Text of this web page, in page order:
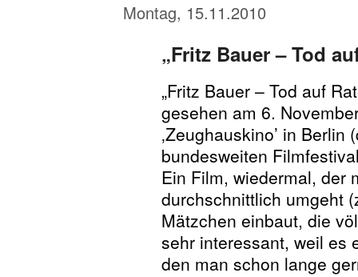
Montag, 15.11.2010
„Fritz Bauer – Tod
„Fritz Bauer – Tod auf
gesehen am 6.
‚Zeughauskino’ in
bundesweiten
Ein Film, wiedermal, der
durchschnittlich umgeht
Mätzchen einbaut, die
sehr interessant, weil es
den man schon lange